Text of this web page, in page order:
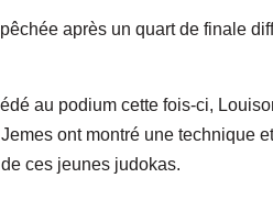
après un quart de finale
au podium cette fois-ci,
ont montré une technique
ces jeunes judokas.